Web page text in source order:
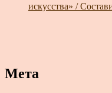
искусства» /
Мета